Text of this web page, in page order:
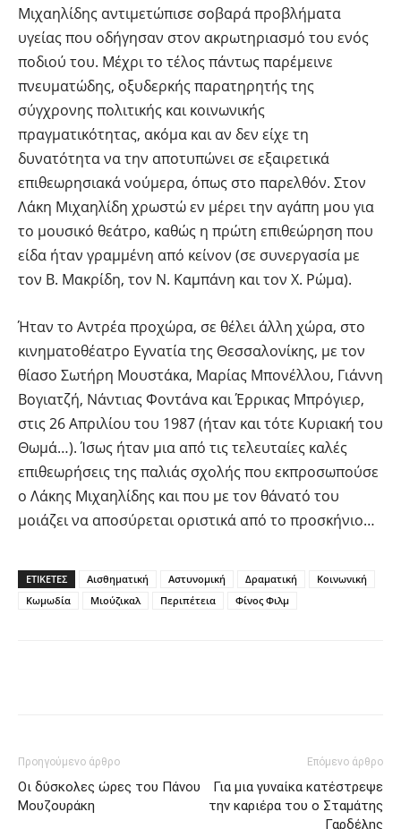
Μιχαηλίδης αντιμετώπισε σοβαρά προβλήματα
υγείας που οδήγησαν στον ακρωτηριασμό του ενός
ποδιού του. Μέχρι το τέλος πάντως παρέμεινε
πνευματώδης, οξυδερκής παρατηρητής της
σύγχρονης πολιτικής και κοινωνικής
πραγματικότητας, ακόμα και αν δεν είχε τη
δυνατότητα να την αποτυπώνει σε εξαιρετικά
επιθεωρησιακά νούμερα, όπως στο παρελθόν. Στον
Λάκη Μιχαηλίδη χρωστώ εν μέρει την αγάπη μου για
το μουσικό θεάτρο, καθώς η πρώτη επιθεώρηση που
είδα ήταν γραμμένη από κείνον (σε συνεργασία με
τον Β. Μακρίδη, τον Ν. Καμπάνη και τον Χ. Ρώμα).
Ήταν το Αντρέα προχώρα, σε θέλει άλλη χώρα, στο
κινηματοθέατρο Εγνατία της Θεσσαλονίκης, με τον
θίασο Σωτήρη Μουστάκα, Μαρίας Μπονέλλου, Γιάννη
Βογιατζή, Νάντιας Φοντάνα και Έρρικας Μπρόγιερ,
στις 26 Απριλίου του 1987 (ήταν και τότε Κυριακή του
Θωμά…). Ίσως ήταν μια από τις τελευταίες καλές
επιθεωρήσεις της παλιάς σχολής που εκπροσωπούσε
ο Λάκης Μιχαηλίδης και που με τον θάνατό του
μοιάζει να αποσύρεται οριστικά από το προσκήνιο…
ΕΤΙΚΕΤΕΣ Αισθηματική Αστυνομική Δραματική
Κοινωνική
Κωμωδία
Μιούζικαλ Περιπέτεια Φίνος Φιλμ
Προηγούμενο άρθρο
Οι δύσκολες ώρες του Πάνου
Μουζουράκη
Επόμενο άρθρο
Για μια γυναίκα κατέστρεψε
την καριέρα του ο Σταμάτης
Γαρδέλης